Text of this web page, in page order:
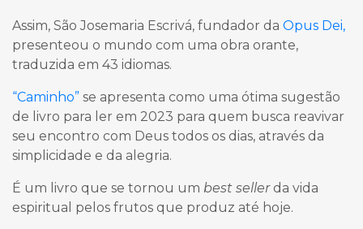
Assim, São Josemaria Escrivá, fundador da Opus Dei,
presenteou o mundo com uma obra orante,
traduzida em 43 idiomas.
“Caminho” se apresenta como uma ótima sugestão
de livro para ler em 2023 para quem busca reavivar
seu encontro com Deus todos os dias, através da
simplicidade e da alegria.
É um livro que se tornou um best sellerda vida
espiritual pelos frutos que produz até hoje.